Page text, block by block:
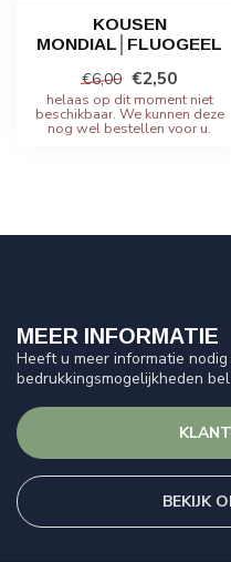
KOUSEN
MONDIAL│FLUOGEEL
€6,00 €2,50
helaas op dit moment niet
beschikbaar. We kunnen deze
nog wel bestellen voor u.
MEER INFORMATIE
Heeft u meer informatie
bedrukkingsmogelijkheden
BEKIJK